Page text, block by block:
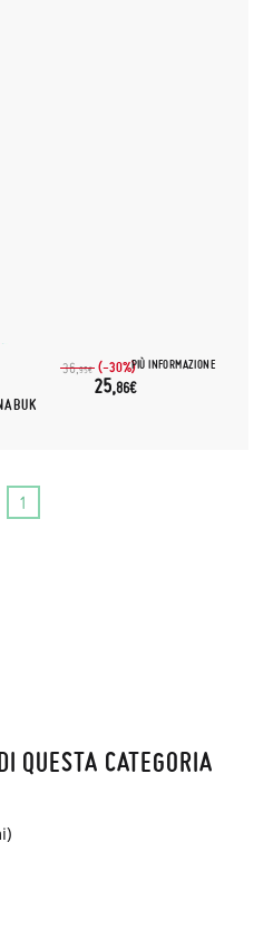
PIÙ INFORMAZIONE
36,95€ (-30%)
25,86€
1
QUESTA CATEGORIA